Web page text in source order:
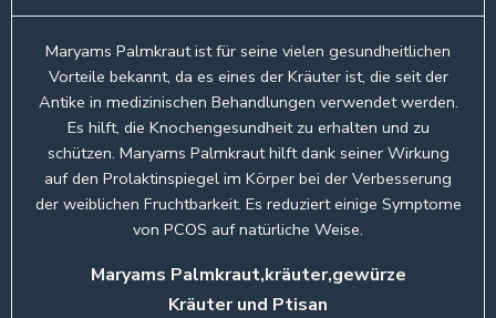
Maryams Palmkraut ist für seine vielen gesundheitlichen
Vorteile bekannt, da es eines der Kräuter ist, die seit der
Antike in medizinischen Behandlungen verwendet werden.
Es hilft, die Knochengesundheit zu erhalten und zu
schützen. Maryams Palmkraut hilft dank seiner Wirkung
auf den Prolaktinspiegel im Körper bei der Verbesserung
der weiblichen Fruchtbarkeit. Es reduziert einige Symptome
von PCOS auf natürliche Weise.
Maryams Palmkraut,kräuter,gewürze
Kräuter und Ptisan